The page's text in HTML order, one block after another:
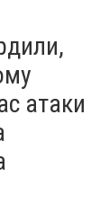
атаки